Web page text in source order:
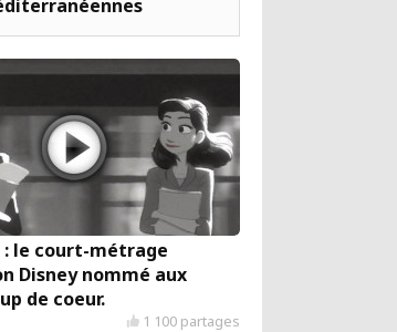
: le court-métrage
Disney nommé aux
de coeur.
1 100 partages